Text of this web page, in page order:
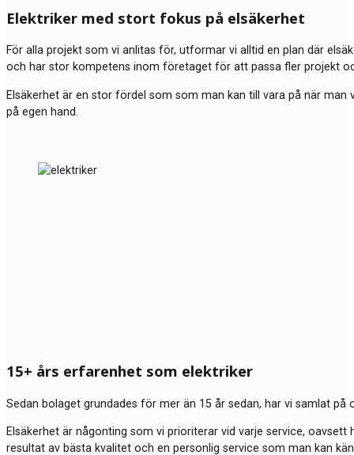
Elektriker med stort fokus på elsäkerhet
För alla projekt som vi anlitas för, utformar vi alltid en plan där
och har stor kompetens inom företaget för att passa fler projekt
Elsäkerhet är en stor fördel som som man kan till vara på när
på egen hand.
15+ års erfarenhet som elektriker
Sedan bolaget grundades för mer än 15 år sedan, har vi samlat
Elsäkerhet är någonting som vi prioriterar vid varje service,
resultat av bästa kvalitet och en personlig service som man kan